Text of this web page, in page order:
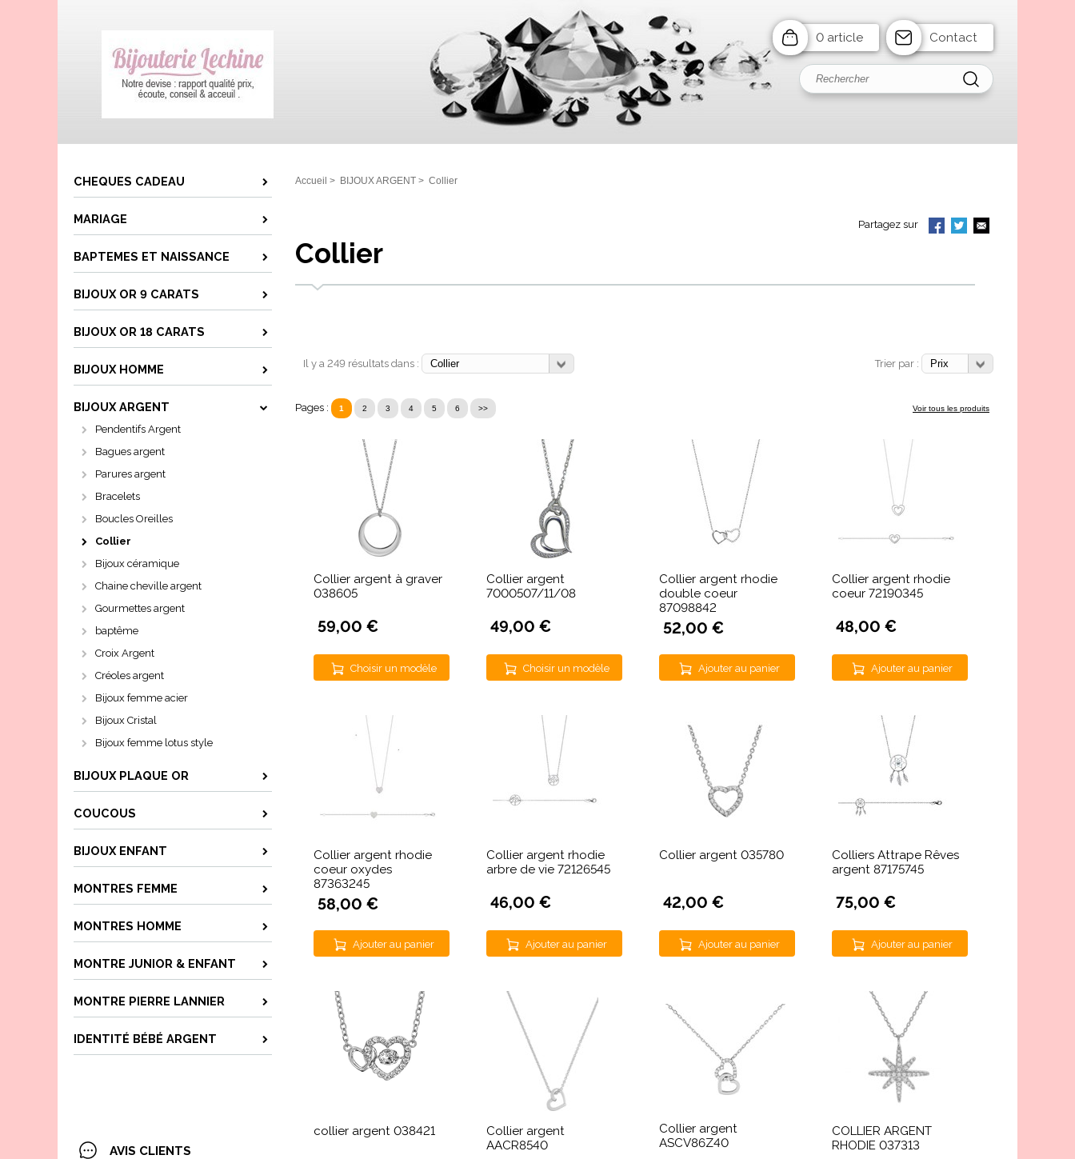
0 article Contact
CHEQUES CADEAU
MARIAGE
BAPTEMES ET NAISSANCE
BIJOUX OR 9 CARATS
BIJOUX OR 18 CARATS
BIJOUX HOMME
BIJOUX ARGENT
Pendentifs Argent
Bagues argent
Parures argent
Bracelets
Boucles Oreilles
Collier
Bijoux céramique
Chaine cheville argent
Gourmettes argent
baptême
Croix Argent
Créoles argent
Bijoux femme acier
Bijoux Cristal
Bijoux femme lotus style
BIJOUX PLAQUE OR
COUCOUS
BIJOUX ENFANT
MONTRES FEMME
MONTRES HOMME
MONTRE JUNIOR & ENFANT
MONTRE PIERRE LANNIER
IDENTITÉ BÉBÉ ARGENT
AVIS CLIENTS
Accueil > BIJOUX ARGENT> Collier
Partagez sur
Collier
Il y a 249 résultats dans : Trier par :
Pages : 1 2 3 4 5 6 >> Voir tous les produits
Collier argent à graver
038605
59,00 €
Choisir un modèle
Collier argent
7000507/11/08
49,00 €
Choisir un modèle
Collier argent rhodie
double coeur
87098842
52,00 €
Ajouter au panier
Collier argent rhodie
coeur 72190345
48,00 €
Ajouter au panier
Collier argent rhodie
coeur oxydes
87363245
58,00 €
Ajouter au panier
Collier argent rhodie
arbre de vie 72126545
46,00 €
Ajouter au panier
Collier argent 035780
42,00 €
Ajouter au panier
Colliers Attrape Rêves
argent 87175745
75,00 €
Ajouter au panier
collier argent 038421
Collier argent
AACR8540
Collier argent
ASCV86Z40
COLLIER ARGENT
RHODIE 037313